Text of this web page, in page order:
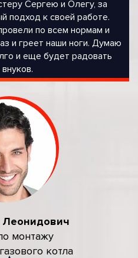
Сергею и Олегу, за
подход к своей работе.
по всем нормам и
и греет наши ноги. Думаю
и еще будет радовать
Леонидович
монтажу
котла